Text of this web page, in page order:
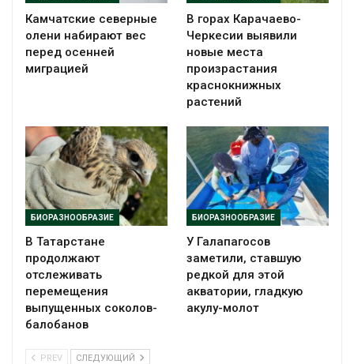
Камчатские северные
олени набирают вес
перед осенней
миграцией
В горах Карачаево-
Черкесии выявили
новые места
произрастания
краснокнижных
растений
БИОРАЗНООБРАЗИЕ
В Татарстане
продолжают
отслеживать
перемещения
выпущенных соколов-
балобанов
БИОРАЗНООБРАЗИЕ
У Галапагосов
заметили, ставшую
редкой для этой
акватории, гладкую
акулу-молот
PREV СЛЕДУЮЩИЙ